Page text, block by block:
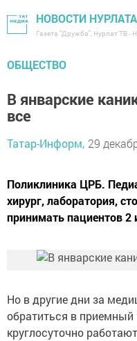
НОВОСТИ НУРЛАТА
Газета "Дружба", Нурлат ТВ -
ОБЩЕСТВО
В январские
все
Татар-Информ, 29
Поликлиника ЦРБ.
хирург, лаборатория,
принимать пациентов 2
Но в другие дни за
обратиться в приемный
круглосуточно